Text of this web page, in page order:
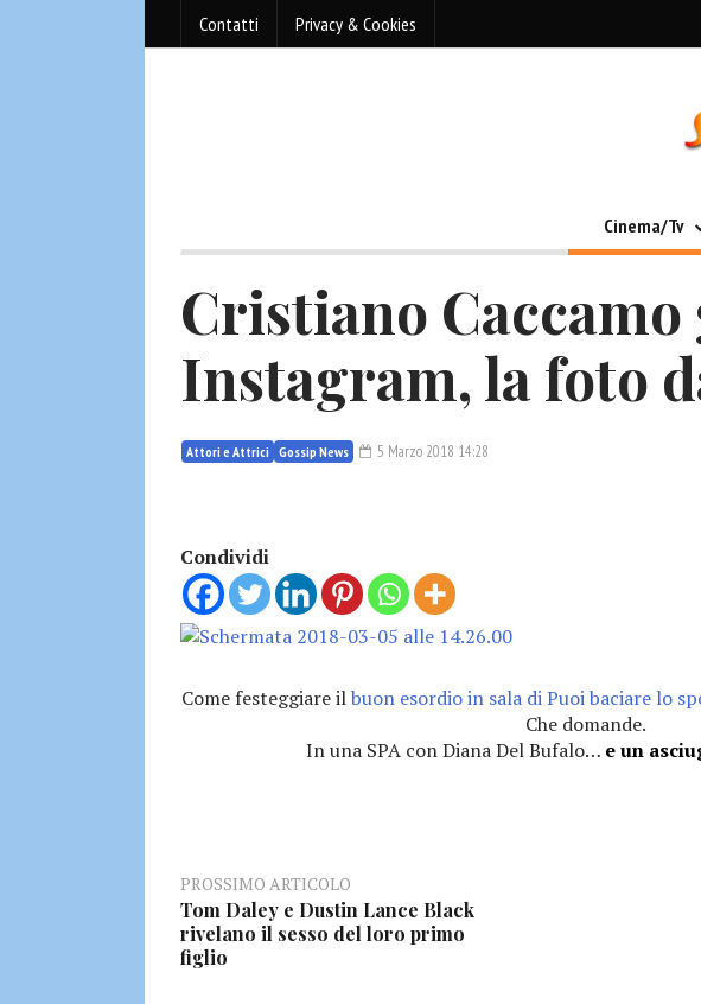
Contatti Privacy & Cookies
Cinema/Tv
Cristiano Caccamo
Instagram, la foto
Attori e Attrici Gossip News 5 Marzo 2018 14:28
Condividi
Come festeggiare ilbuon esordio in sala di Puoi baciare lo
Che domande.
In una SPA con Diana Del Bufalo… e un
PROSSIMO ARTICOLO
Tom Daley e Dustin Lance Black
rivelano il sesso del loro primo
figlio